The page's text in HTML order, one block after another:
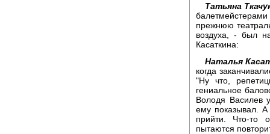
Татьяна
прежнюю
воздуха, - был
Касаткина:
Наталья
когда
"Ну что,
гениальное
Володя Василев
ему показывал. А
прийти. Что-то
пытаются